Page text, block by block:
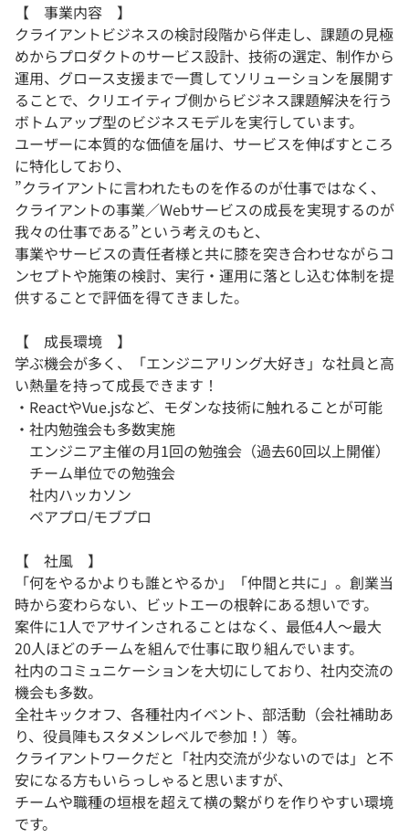
【 事業内容 】
クライアントビジネスの検討段階から伴走し、課題の見極
めからプロダクトのサービス設計、技術の選定、制作から
運用、グロース支援まで一貫してソリューションを展開す
ることで、クリエイティブ側からビジネス課題解決を行う
ボトムアップ型のビジネスモデルを実行しています。
ユーザーに本質的な価値を届け、サービスを伸ばすところ
に特化しており、
”クライアントに言われたものを作るのが仕事ではなく、
クライアントの事業／Webサービスの成長を実現するのが
我々の仕事である”という考えのもと、
事業やサービスの責任者様と共に膝を突き合わせながらコ
ンセプトや施策の検討、実行・運用に落とし込む体制を提
供することで評価を得てきました。
【 成長環境 】
学ぶ機会が多く、「エンジニアリング大好き」な社員と高
い熱量を持って成長できます！
・ReactやVue.jsなど、モダンな技術に触れることが可能
・社内勉強会も多数実施
エンジニア主催の月1回の勉強会（過去60回以上開催）
チーム単位での勉強会
社内ハッカソン
ペアプロ/モブプロ
【 社風 】
「何をやるかよりも誰とやるか」「仲間と共に」。創業当
時から変わらない、ビットエーの根幹にある想いです。
案件に1人でアサインされることはなく、最低4人〜最大
20人ほどのチームを組んで仕事に取り組んでいます。
社内のコミュニケーションを大切にしており、社内交流の
機会も多数。
全社キックオフ、各種社内イベント、部活動（会社補助あ
り、役員陣もスタメンレベルで参加！）等。
クライアントワークだと「社内交流が少ないのでは」と不
安になる方もいらっしゃると思いますが、
チームや職種の垣根を超えて横の繋がりを作りやすい環境
です。